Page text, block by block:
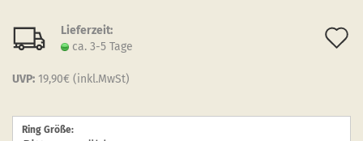
Lieferzeit:
ca. 3-5 Tage
UVP: 19,90€ (inkl.MwSt)
Ring Größe: